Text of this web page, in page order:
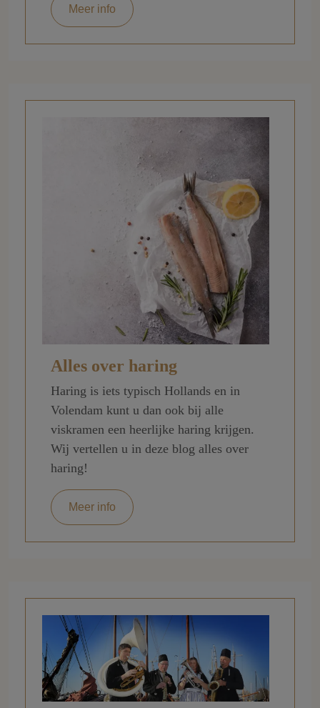
Meer info
Alles over haring
Haring is iets typisch Hollands en in
Volendam kunt u dan ook bij alle
viskramen een heerlijke haring krijgen.
Wij vertellen u in deze blog alles over
haring!
Meer info